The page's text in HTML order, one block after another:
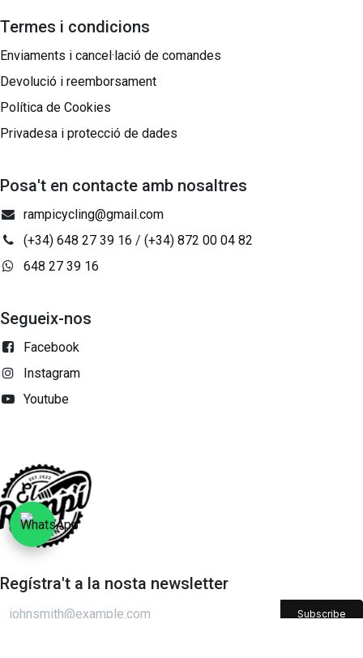
Termes i condicions
Enviaments i cancel·lació de comandes
Devolució i reemborsament
Política de Cookies
Privadesa i protecció de dades
Posa't en contacte amb nosaltres
rampicycling@gmail.com
(+34) 648 27 39 16 / (+34) 872 00 04 82
648 27 39 16
Segueix-nos
Facebook
Instagram
Youtube
Regístra't a la nosta newsletter
Subscribe